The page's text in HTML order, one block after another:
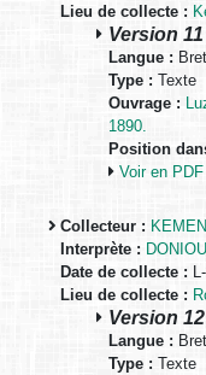
Lieu de collecte :
Version
Langue :
Type : Texte
Ouvrage :
1890.
Position
Voir en PDF
Collecteur :
Interprète :
Date de collecte :
Lieu de collecte :
Version
Langue :
Type : Texte